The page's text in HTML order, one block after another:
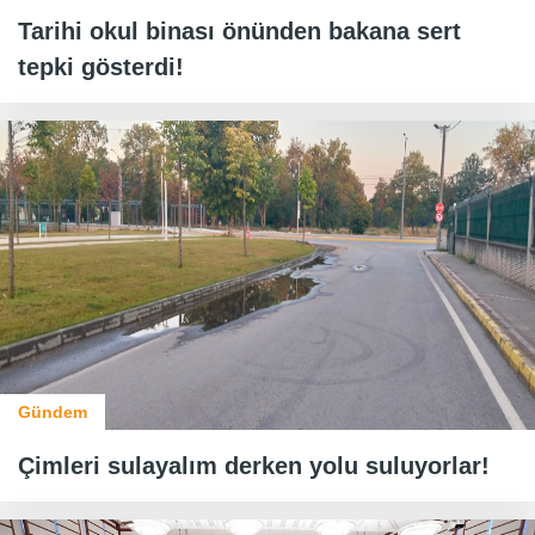
Tarihi okul binası önünden bakana sert
tepki gösterdi!
Gündem
Çimleri sulayalım derken yolu suluyorlar!